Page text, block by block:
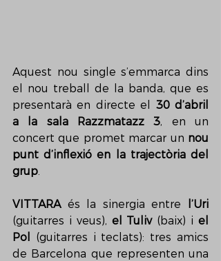
Aquest nou single s’emmarca dins
el nou treball de la banda, que es
presentarà en directe el 30 d’abril
a la sala Razzmatazz 3, en un
concert que promet marcar un nou
punt d’inflexió en la trajectòria del
grup.
VITTARA és la sinergia entre
l’Uri
(guitarres i veus), el Tuliv (baix) i el
Pol
(guitarres i teclats): tres amics
de Barcelona que representen una